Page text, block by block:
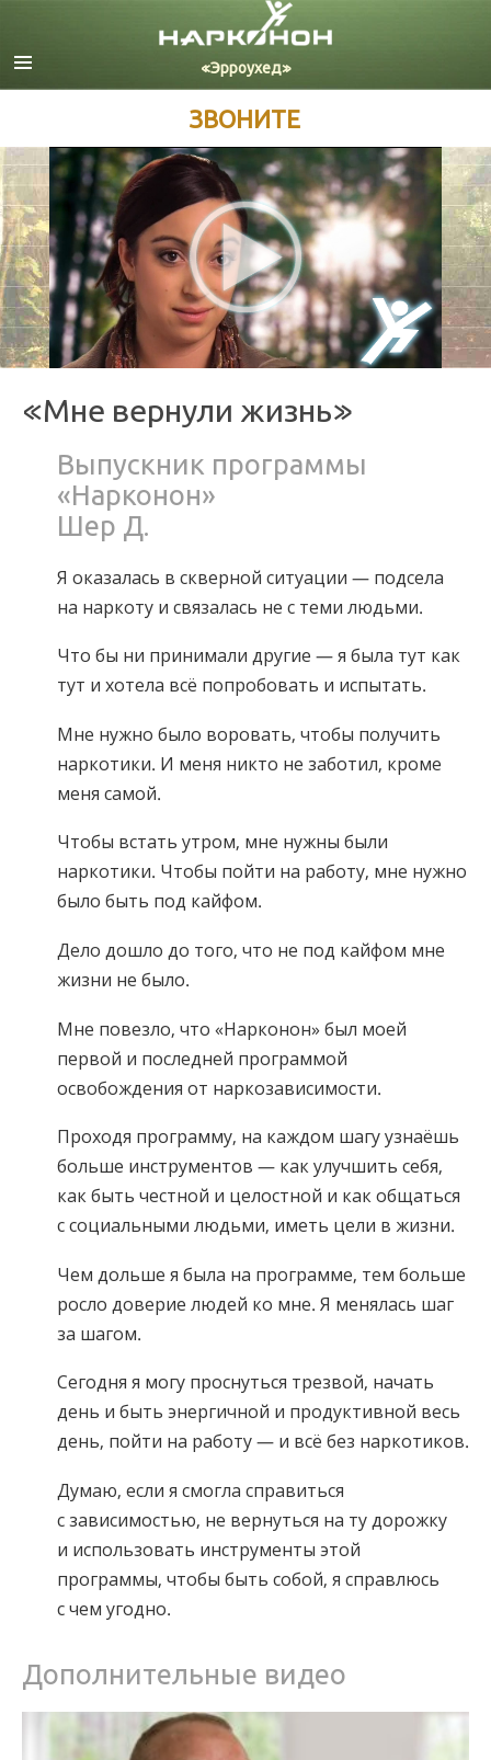
Немецкий
Испанский
Французский
Иврит
Венгерский
Итальянский
Японский
Нидерландский
Норвежский
Шведский
Украинский
Хорватский
ЗВОНИТЕ
«Мне вернули жизнь»
Выпускник программы
«Нарконон»
Шер Д.
Я оказалась в скверной ситуации — подсела
на наркоту и связалась не с теми людьми.
Что бы ни принимали другие — я была тут как
тут и хотела всё попробовать и испытать.
Мне нужно было воровать, чтобы получить
наркотики. И меня никто не заботил, кроме
меня самой.
Чтобы встать утром, мне нужны были
наркотики. Чтобы пойти на работу, мне нужно
было быть под кайфом.
Дело дошло до того, что не под кайфом мне
жизни не было.
Мне повезло, что «Нарконон» был моей
первой и последней программой
освобождения от наркозависимости.
Проходя программу, на каждом шагу узнаёшь
больше инструментов — как улучшить себя,
как быть честной и целостной и как общаться
с социальными людьми, иметь цели в жизни.
Чем дольше я была на программе, тем больше
росло доверие людей ко мне. Я менялась шаг
за шагом.
Сегодня я могу проснуться трезвой, начать
день и быть энергичной и продуктивной весь
день, пойти на работу — и всё без наркотиков.
Думаю, если я смогла справиться
с зависимостью, не вернуться на ту дорожку
и использовать инструменты этой
программы, чтобы быть собой, я справлюсь
с чем угодно.
Дополнительные видео